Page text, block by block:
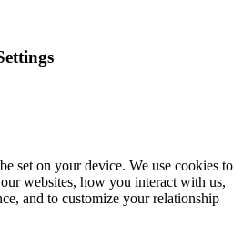
set on your device. We use cookies to
websites, how you interact with us,
and to customize your relationship